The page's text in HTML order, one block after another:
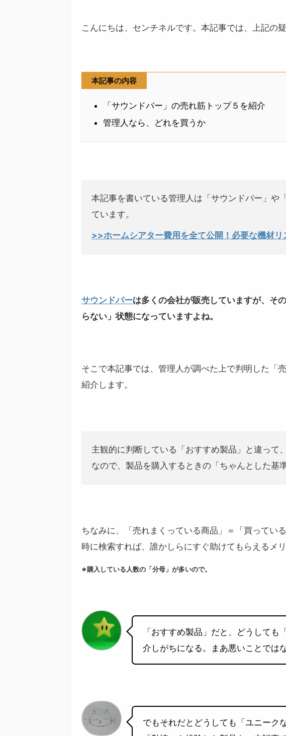
こんにちは、センチネルです。本記事では、上記の疑
本記事の内容
「サウンドバー」の売れ筋トップ５を紹介
管理人なら、どれを買うか
本記事を書いている管理人は「サウンドバー」や
ています。
>>ホームシアター費用を全て公開！必要な機材リ
サウンドバーは多くの会社が販売していますが、そ
らない」状態になっていますよね。
そこで本記事では、管理人が調べた上で判明した「
紹介します。
主観的に判断している「おすすめ製品」と違って
なので、製品を購入するときの「ちゃんとした基
ちなみに、「売れまくっている商品」＝「買ってい
時に検索すれば、誰かしらにすぐ助けてもらえるメ
※購入している人数の「分母」が多いので。
「おすすめ製品」だと、どうして
介しがちになる。まあ悪いことでは
でもそれだとどうしても「ユニーク